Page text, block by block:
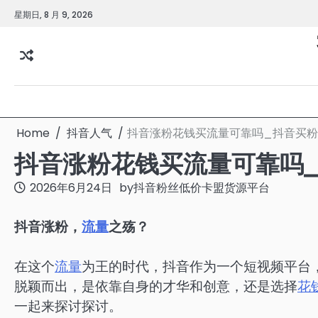
Skip星期日, 8 月 9, 2026
Home 抖音人气 抖音涨粉花钱买流量可靠吗_抖音买
抖音涨粉花钱买流量可靠吗
2026年6月24日 by抖音粉丝低价卡盟货源平台
抖音涨粉， 流量之殇？
在这个流量为王的时代，抖音作为一个短视频平
脱颖而出，是依靠自身的才华和创意，还是选择花
一起来探讨探讨。